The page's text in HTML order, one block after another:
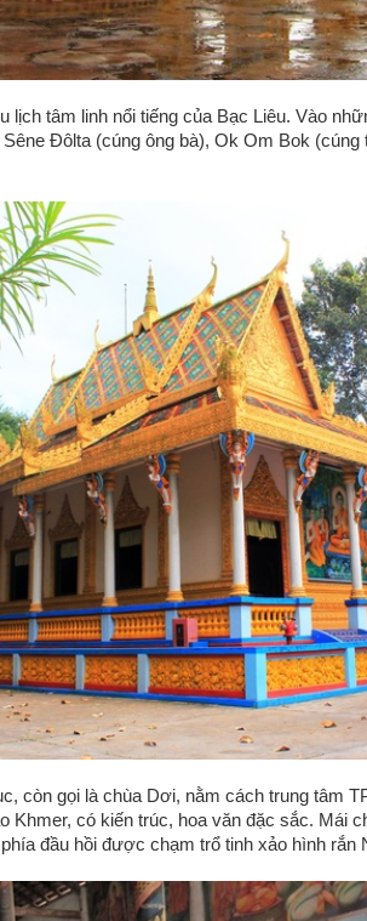
lịch tâm linh nổi tiếng của Bạc Liêu. Vào
Đôlta (cúng ông bà), Ok Om Bok (cúng
còn gọi là chùa Dơi, nằm cách trung tâm
Khmer, có kiến trúc, hoa văn đặc sắc. Mái
đầu hồi được chạm trổ tinh xảo hình rắn